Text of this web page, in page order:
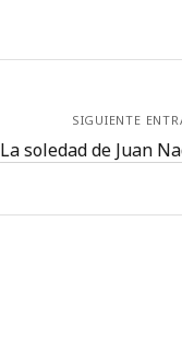
SIGUIENTE
La soledad de Juan